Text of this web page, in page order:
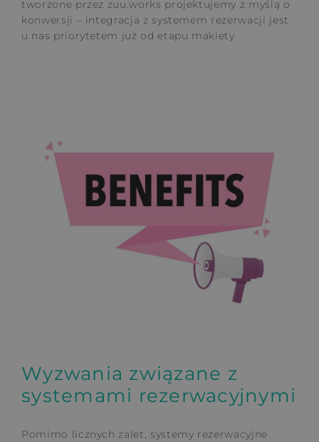
tworzone przez zuu.works projektujemy z myślą o
konwersji – integracja z systemem rezerwacji jest
u nas priorytetem już od etapu makiety
Wyzwania związane z
systemami rezerwacyjnymi
Pomimo licznych zalet, systemy rezerwacyjne